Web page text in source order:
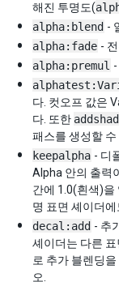
해진 투명도(
alpha:blend -
alpha:fade -
alpha:premul
다. 컷오프 값은
다. 또한
패스를 생성할 수
keepalpha - 디
Alpha 안의 출력
간에 1.0(흰색)을
명 표면 셰이더
decal:add - 추
셰이더는 다른
로 추가 블렌딩을
오.